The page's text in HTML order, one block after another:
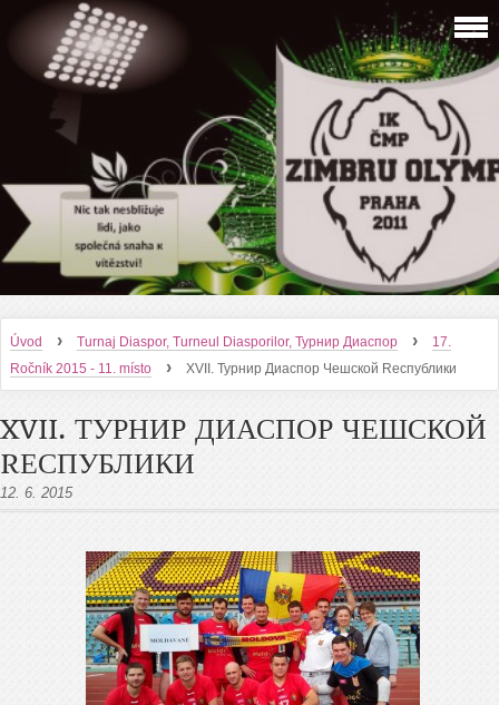
Úvod › Turnaj Diaspor, Turneul Diasporilor, Турнир Диаспор ›
17.
Ročník 2015 - 11. místo
› XVII. Турнир Диаспор Чешской Rеспублики
XVII. ТУРНИР ДИАСПОР ЧЕШСКОЙ
RЕСПУБЛИКИ
12. 6. 2015